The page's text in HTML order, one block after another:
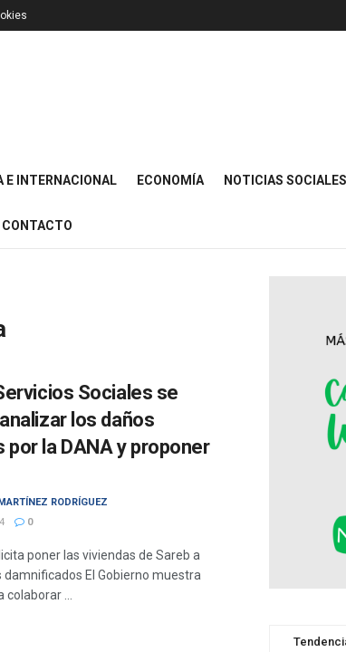
E INTERNACIONAL ECONOMÍA NOTICIAS SOCIALES
CONTACTO
Sociales se
los daños
por la DANA y proponer
RODRÍGUEZ
0
poner las viviendas de Sareb a
damnificados El Gobierno muestra
...